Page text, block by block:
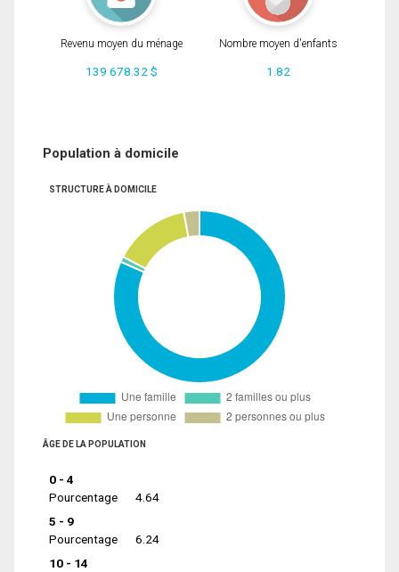
Revenu moyen du ménage
139 678.32 $
Nombre moyen d'enfants
1.82
Population à domicile
STRUCTURE À DOMICILE
ÂGE DE LA POPULATION
0 - 4
Pourcentage
4.64
5 - 9
Pourcentage
6.24
10 - 14